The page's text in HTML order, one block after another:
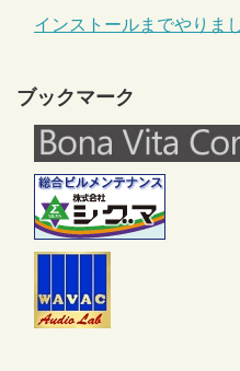
インストールまでやりま
ブックマーク